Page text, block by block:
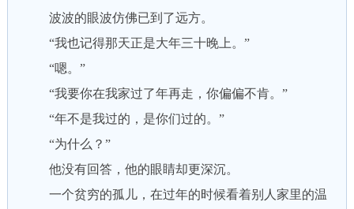
波波的眼波仿佛已到了远方。
“我也记得那天正是大年三十晚上。”
“嗯。”
“我要你在我家过了年再走，你偏偏不肯。”
“年不是我过的，是你们过的。”
“为什么？”
他没有回答，他的眼睛却更深沉。
一个贫穷的孤儿，在过年的时候看着别人家里的温